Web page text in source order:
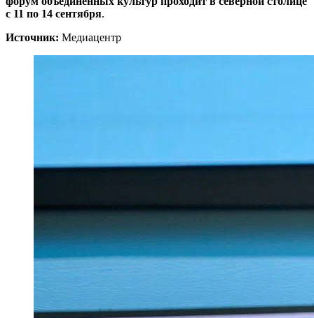
с 11 по 14 сентября.
Источник: Медиацентр